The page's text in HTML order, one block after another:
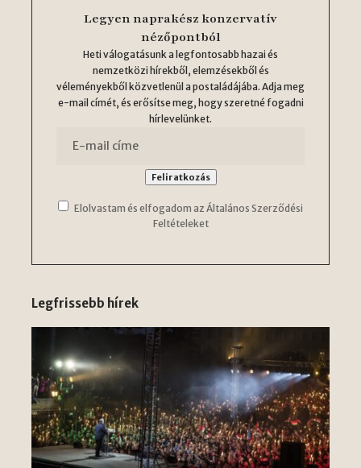
Legyen naprakész konzervatív
nézőpontból
Heti válogatásunk a legfontosabb hazai és
nemzetközi hírekből, elemzésekből és
véleményekből közvetlenül a postaládájába. Adja meg
e-mail címét, és erősítse meg, hogy szeretné fogadni
hírlevelünket.
Elolvastam és elfogadom az Általános Szerződési
Feltételeket
Legfrissebb hírek